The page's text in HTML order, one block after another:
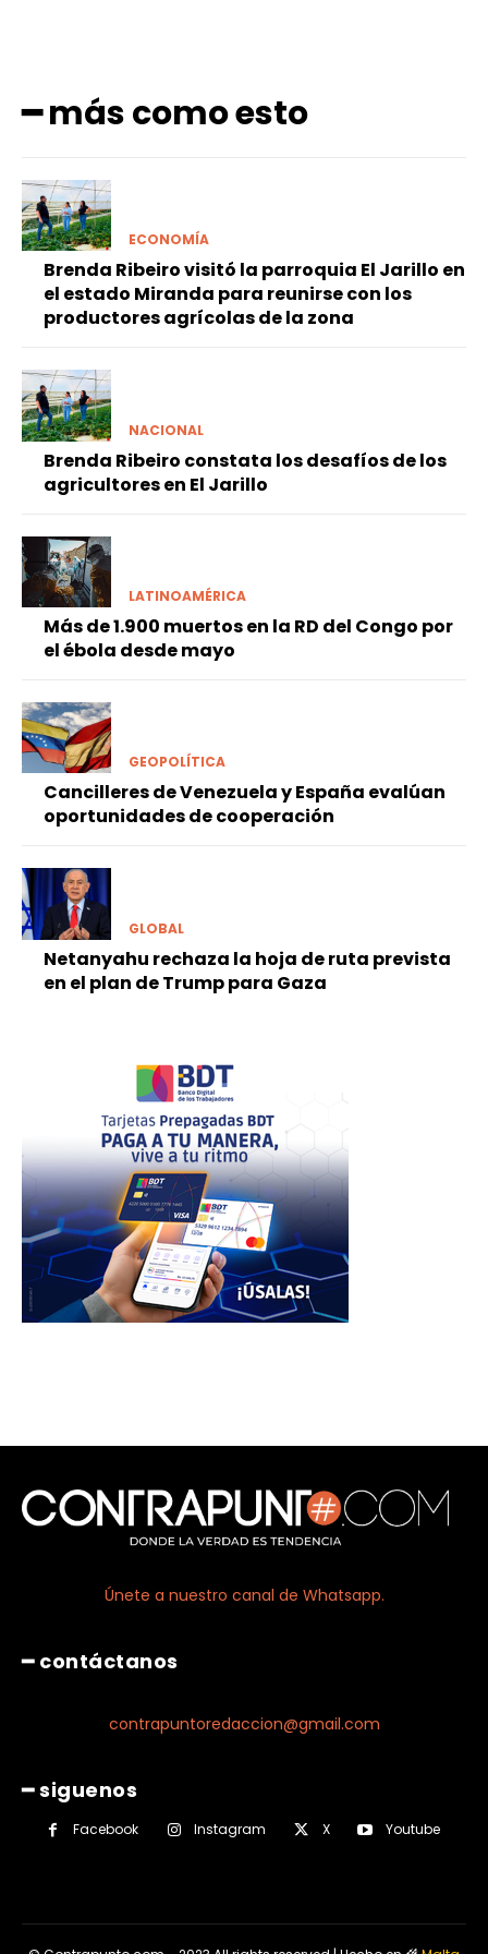
━ más como esto
ECONOMÍA
Brenda Ribeiro visitó la parroquia El Jarillo en
el estado Miranda para reunirse con los
productores agrícolas de la zona
NACIONAL
Brenda Ribeiro constata los desafíos de los
agricultores en El Jarillo
LATINOAMÉRICA
Más de 1.900 muertos en la RD del Congo por
el ébola desde mayo
GEOPOLÍTICA
Cancilleres de Venezuela y España evalúan
oportunidades de cooperación
GLOBAL
Netanyahu rechaza la hoja de ruta prevista
en el plan de Trump para Gaza
Únete a nuestro canal de Whatsapp.
━ contáctanos
contrapuntoredaccion@gmail.com
━ siguenos
Facebook Instagram X Youtube